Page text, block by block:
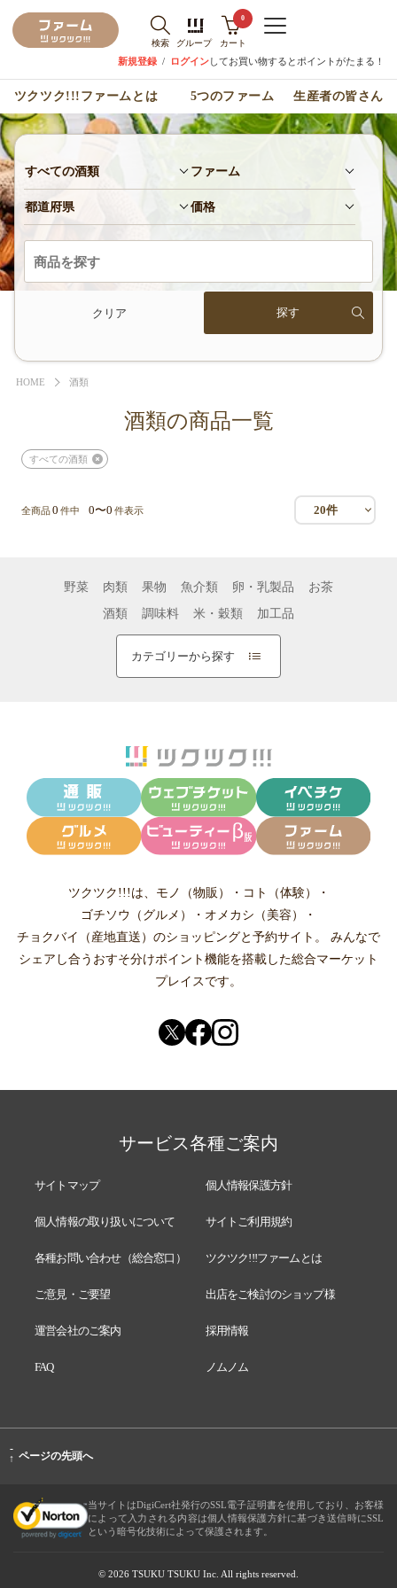
検索 グループ
0
カート
新規登録 / ログインしてお買い物するとポイントがたまる！
ツクツク!!!ファームとは 5つのファーム 生産者の皆さん
すべての酒類 ファーム
都道府県 価格
クリア
HOME 酒類
酒類の商品一覧
すべての酒類
全商品0 件中 0〜0 件表示 20件
野菜 肉類 果物 魚介類 卵・乳製品
お茶
酒類
調味料 米・穀類 加工品
カテゴリーから探す
ツクツク!!!は、 モノ（物販） ・ コト（体験）
・
ゴチソウ（グルメ）
・ オメカシ（美容）
・
チョクバイ（産地直送） のショッピングと予約サイト。
みんなで
シェアし合う おすそ分けポイント機能を搭載した総合マーケット
プレイスです。
サービス各種ご案内
サイトマップ 個人情報保護方針
個人情報の取り扱いについて サイトご利用規約
各種お問い合わせ（総合窓口） ツクツク!!!ファームとは
ご意見・ご要望 出店をご検討のショップ様
運営会社のご案内 採用情報
FAQ ノムノム
-
↑ ページの先頭へ
当サイトはDigiCert社発行のSSL電子証明書を使用しており、お客様
によって入力される内容は個人情報保護方針に基づき送信時にSSL
という暗号化技術によって保護されます。
© 2026 TSUKU TSUKU Inc. All rights reserved.